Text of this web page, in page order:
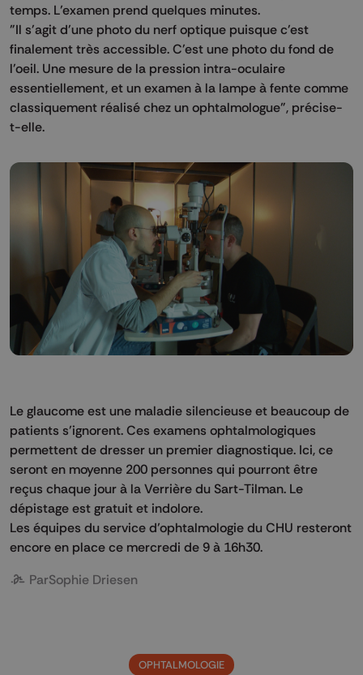
temps. L’examen prend quelques minutes.
"Il s'agit d'une photo du nerf optique puisque c'est
finalement très accessible. C'est une photo du fond de
l'oeil. Une mesure de la pression intra-oculaire
essentiellement, et un examen à la lampe à fente comme
classiquement réalisé chez un ophtalmologue", précise-
t-elle.
Le glaucome est une maladie silencieuse et beaucoup de
patients s’ignorent. Ces examens ophtalmologiques
permettent de dresser un premier diagnostique. Ici, ce
seront en moyenne 200 personnes qui pourront être
reçus chaque jour à la Verrière du Sart-Tilman. Le
dépistage est gratuit et indolore.
Les équipes du service d’ophtalmologie du CHU resteront
encore en place ce mercredi de 9 à 16h30.
ParSophie Driesen
OPHTALMOLOGIE